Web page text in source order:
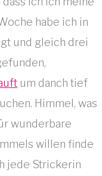
habe ich in
und gleich drei
um danch tief
Himmel, was
wunderbare
willen finde
jede Strickerin